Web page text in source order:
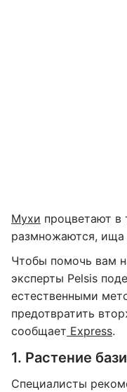
Мухи процветают в
размножаются,
Чтобы помочь вам
эксперты Pelsis
естественными
предотвратить
сообщает Express.
1. Растение
Специалисты